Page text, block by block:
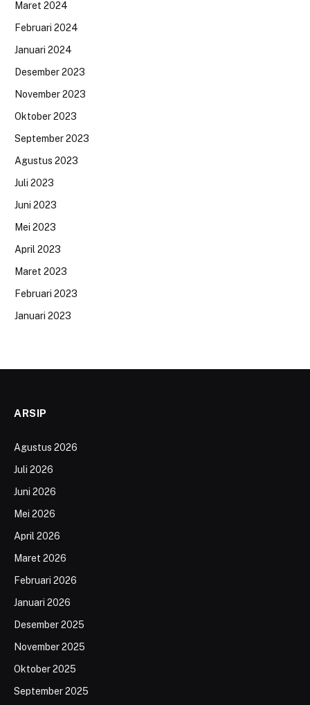
Maret 2024
Februari 2024
Januari 2024
Desember 2023
November 2023
Oktober 2023
September 2023
Agustus 2023
Juli 2023
Juni 2023
Mei 2023
April 2023
Maret 2023
Februari 2023
Januari 2023
ARSIP
Agustus 2026
Juli 2026
Juni 2026
Mei 2026
April 2026
Maret 2026
Februari 2026
Januari 2026
Desember 2025
November 2025
Oktober 2025
September 2025